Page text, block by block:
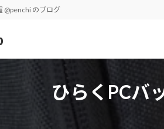
@penchi のブログ
ひらくPCバ